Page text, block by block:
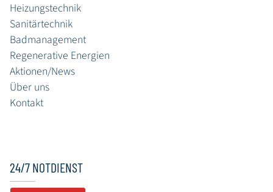
Heizungstechnik
Sanitärtechnik
Badmanagement
Regenerative Energien
Aktionen/News
Über uns
Kontakt
24/7 NOTDIENST